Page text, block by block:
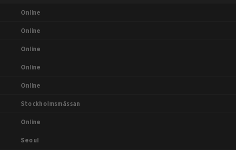
Online
Online
Online
Online
Online
Stockholmsmässan
Online
Seoul